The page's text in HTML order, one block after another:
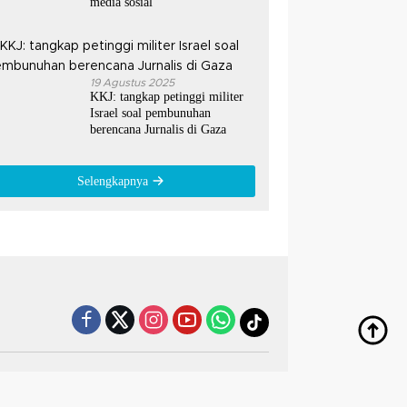
19 Agustus 2025
KKJ: tangkap petinggi militer
Israel soal pembunuhan
berencana Jurnalis di Gaza
Selengkapnya